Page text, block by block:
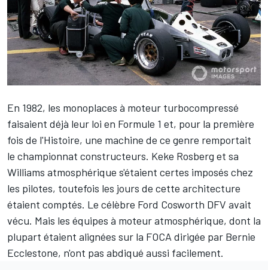
En 1982, les monoplaces à moteur turbocompressé
faisaient déjà leur loi en Formule 1 et, pour la première
fois de l'Histoire, une machine de ce genre remportait
le championnat constructeurs. Keke Rosberg et sa
Williams atmosphérique s'étaient certes imposés chez
les pilotes, toutefois les jours de cette architecture
étaient comptés. Le célèbre Ford Cosworth DFV avait
vécu. Mais les équipes à moteur atmosphérique, dont la
plupart étaient alignées sur la FOCA dirigée par Bernie
Ecclestone, n'ont pas abdiqué aussi facilement.